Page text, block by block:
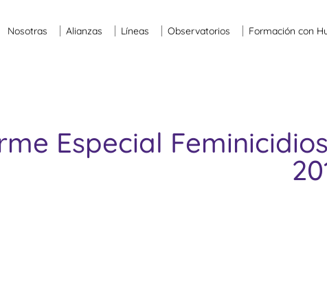
Nosotras Alianzas Líneas Observatorios Formación con
Especial